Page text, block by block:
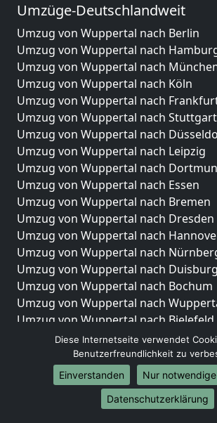
Umzüge-Deutschlandweit
Umzug von Wuppertal nach Berlin
Umzug von Wuppertal nach
Umzug von Wuppertal nach
Umzug von Wuppertal nach Köln
Umzug von Wuppertal nach
Umzug von Wuppertal nach Stuttgart
Umzug von Wuppertal nach
Umzug von Wuppertal nach Leipzig
Umzug von Wuppertal nach
Umzug von Wuppertal nach Essen
Umzug von Wuppertal nach Bremen
Umzug von Wuppertal nach Dresden
Umzug von Wuppertal nach
Umzug von Wuppertal nach
Umzug von Wuppertal nach Duisburg
Umzug von Wuppertal nach Bochum
Umzug von Wuppertal nach
Umzug von Wuppertal nach Bielefeld
Umzug von Wuppertal nach Bonn
Umzug von Wuppertal nach Münster
Internationale-Umzüge
Umzug von Wuppertal nach Brasilien
Diese Internetseite verwendet
Benutzerfreundlichkeit zu
Einverstanden
Nur
Datenschutzerklärung